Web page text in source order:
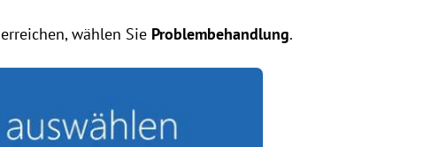
erreichen, wählen Sie Problembehandlung.